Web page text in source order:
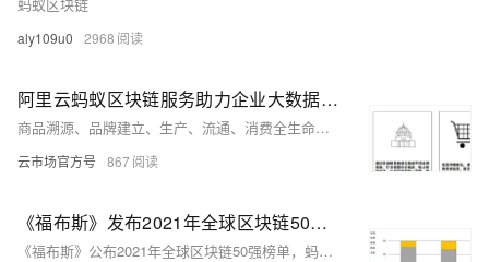
aly109u0 2968
阿里云蚂蚁区块链服务助力企业大数据营销一体化
商品溯源、品牌建立、生产、流通、消费全生命监控，大数据营销一体化服务。
云市场官方号 867
《福布斯》发布2021年全球区块链50强榜单：蚂蚁链连续3年上榜
《福布斯》公布2021年全球区块链50强榜单，蚂蚁集团凭借旗下蚂蚁链，连续三年上榜。